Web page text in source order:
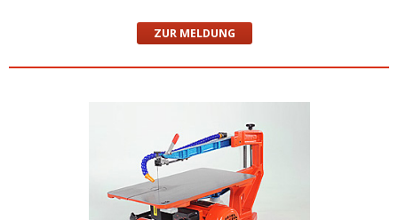
ZUR MELDUNG